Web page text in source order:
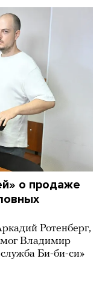
о продаже
Ротенберг,
Владимир
Би-би-си»